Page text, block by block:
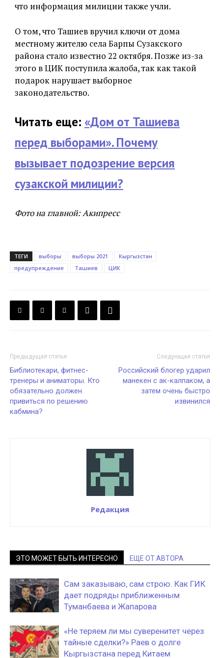
что информация милиции также учли.
О том, что Ташиев вручил ключи от дома
местному жителю села Барпы Сузакского
района стало известно 22 октября. Позже из-за
этого в ЦИК поступила жалоба, так как такой
подарок нарушает выборное
законодательство.
Читать еще: «Дом от Ташиева
перед выборами». Почему
вызывает подозрение версия
сузакской милиции?
Фото на главной: Акипресс
ТЕГИ выборы выборы 2021
Кыргызстан
предупреждение
Ташиев ЦИК
Предыдущая статья
Библиотекари, фитнес-
тренеры и аниматоры. Кто
обязательно должен
привиться по решению
кабмина?
Следующая статья
Российский блогер ударил
манекен с ак-калпаком, а
затем очень быстро
извинился
Редакция
ЭТО МОЖЕТ БЫТЬ ИНТЕРЕСНО ЕЩЕ ОТ АВТОРА
Сам заказываю, сам строю. Как ГИК
дает подряды приближенным
Туманбаева и Жапарова
«Не теряем ли мы суверенитет через
тайные сделки?» Раев о долге
Кыргызстана перед Китаем